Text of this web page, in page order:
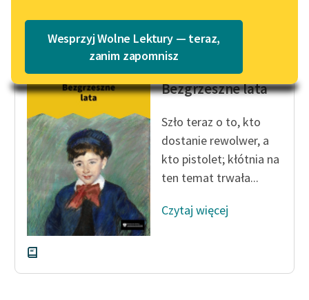
Lektury szkolne i klasyka
literatury do słuchania dla
uczennic i uczniów z
niepełnosprawnościami
E-kolekcja lektur
szkolnych i literatury do
słuchania dla uczennic i
uczniów z
niepełnosprawnościami
Feministyczne inspiracje.
Popularyzacja
Katalog w formacie PDF
Wesprzyj Wolne Lektury — teraz,
zanim zapomnisz
Kornel Makuszyński
Bezgrzeszne lata
Szło teraz o to, kto
dostanie rewolwer, a
kto pistolet; kłótnia na
ten temat trwała...
Czytaj więcej